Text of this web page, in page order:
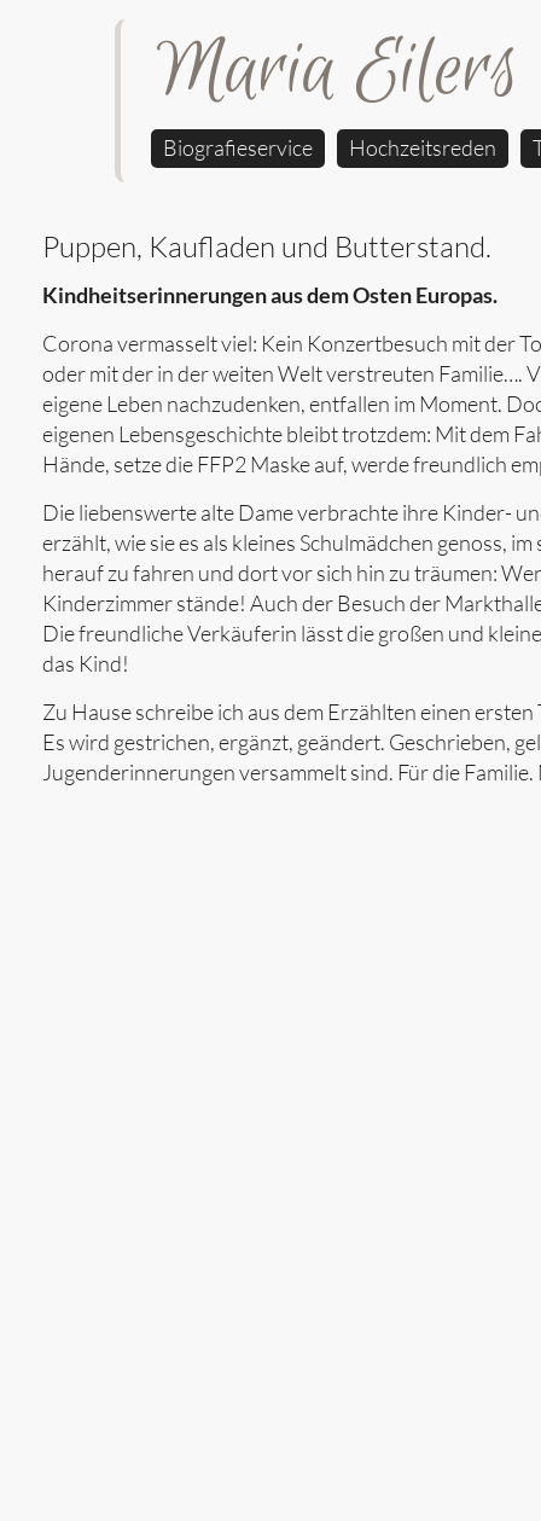
Biografieservice Hochzeitsreden
Puppen, Kaufladen und Butterstand.
Kindheitserinnerungen aus dem Osten Europas.
Corona vermasselt viel: Kein Konzertbesuch mit der
oder mit der in der weiten Welt verstreuten Familie….
eigene Leben nachzudenken, entfallen im Moment.
eigenen Lebensgeschichte bleibt trotzdem: Mit dem
Hände, setze die FFP2 Maske auf, werde freundlich
Die liebenswerte alte Dame verbrachte ihre Kinder-
erzählt, wie sie es als kleines Schulmädchen genoss,
herauf zu fahren und dort vor sich hin zu träumen:
Kinderzimmer stände! Auch der Besuch der
Die freundliche Verkäuferin lässt die großen und
das Kind!
Zu Hause schreibe ich aus dem Erzählten einen
Es wird gestrichen, ergänzt, geändert. Geschrieben,
Jugenderinnerungen versammelt sind. Für die
Maria Eilers